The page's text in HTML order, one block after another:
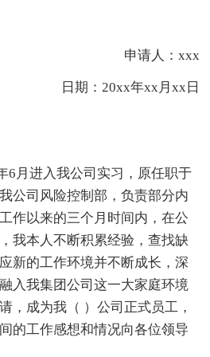
申请人：xxx
日期：20xx年xx月xx日
6月进入我公司实习，原任职于
公司风险控制部，负责部分内
作以来的三个月时间内，在公
我本人不断积累经验，查找缺
新的工作环境并不断成长，深
入我集团公司这一大家庭环境
，成为我（ ）公司正式员工，
的工作感想和情况向各位领导